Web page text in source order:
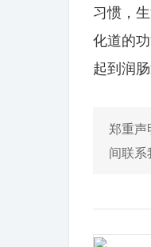
习惯，
化道的
起到润
郑重声
间联系